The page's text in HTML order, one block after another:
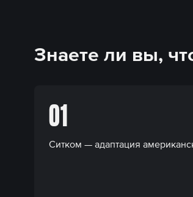
Знаете ли вы,
01
Ситком — адаптация